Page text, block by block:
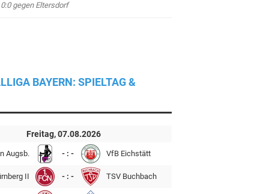
0:0 gegen Eltersdorf
BAYERN: SPIELTAG &
Freitag, 07.08.2026
Augsb. - : - VfB Eichstätt
II - : - TSV Buchbach